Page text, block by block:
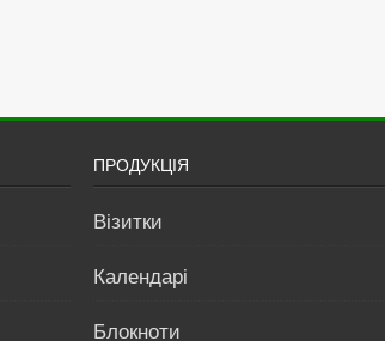
ПРОДУКЦІЯ
Візитки
Календарі
Блокноти